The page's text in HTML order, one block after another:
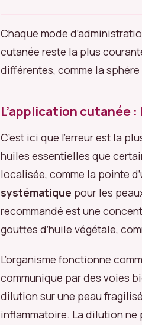
Chaque mode
cutanée reste la plus
différentes, comme la sphère
L’application cutanée
C’est ici que l’erreur est la
huiles essentielles que
localisée, comme la pointe
systématique pour les
recommandé est une
gouttes d’huile végétale,
L’organisme fonctionne
communique par des voies
dilution sur une peau
inflammatoire. La dilution ne